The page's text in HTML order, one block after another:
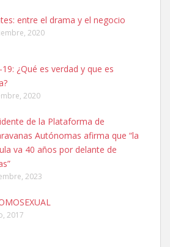
ninfa papillera, asustada tiene miedo a la
6.7.2025
entre el drama y el negocio
2020
19: ¿Qué es verdad y que es
2020
de la Plataforma de
Autónomas afirma que “la
va 40 años por delante de
2023
2017